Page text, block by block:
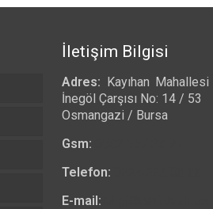
İletişim Bilgisi
Adres: Kayıhan
İnegöl Çarşısı No: 14 / 53
Osmangazi / Bursa
Gsm:
Telefon:
E-mail: